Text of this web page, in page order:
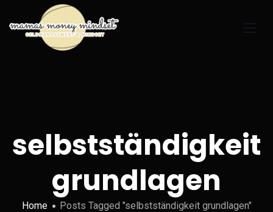
selbstständigkeit
grundlagen
Home Posts Tagged "selbstständigkeit grundlagen"